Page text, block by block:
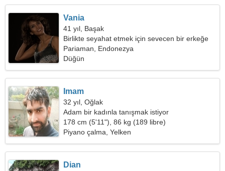
Vania
41 yıl, Başak
Birlikte seyahat etmek için sevecen bir erkeğe
ihtiyacım var
Pariaman, Endonezya
Düğün
Imam
32 yıl, Oğlak
Adam bir kadınla tanışmak istiyor
178 cm (5'11"), 86 kg (189 libre)
Piyano çalma, Yelken
Dian